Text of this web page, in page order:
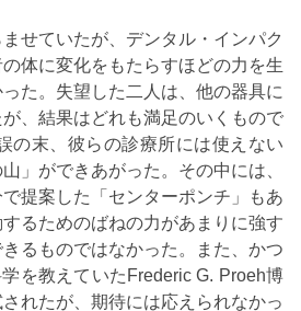
せていたが、デンタル・インパク
体に変化をもたらすほどの力を生
た。失望した二人は、他の器具に
、結果はどれも満足のいくもので
の末、彼らの診療所には使えない
」ができあがった。その中には、
提案した「センターポンチ」もあ
るためのばねの力があまりに強す
るものではなかった。また、かつ
を教えていたFrederic G. Proeh博
れたが、期待には応えられなかっ